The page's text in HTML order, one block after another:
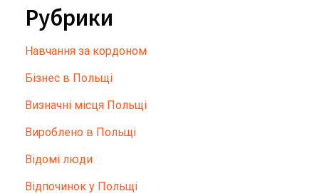
Рубрики
Hавчання за кордоном
Бізнес в Польщі
Визначні місця Польщі
Вироблено в Польщі
Відомі люди
Відпочинок у Польщі